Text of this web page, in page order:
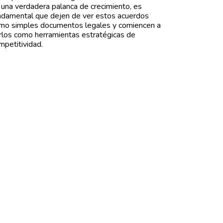
verdadera palanca de crecimiento, es
que dejen de ver estos acuerdos
simples documentos legales y comiencen a
como herramientas estratégicas de